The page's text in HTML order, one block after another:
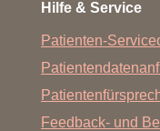
Hilfe & Service
Patienten-
Feedback- und